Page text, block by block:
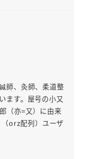
師、灸師、柔道整
ます。屋号の小又
（亦=又）に由来
（orz配列）ユーザ